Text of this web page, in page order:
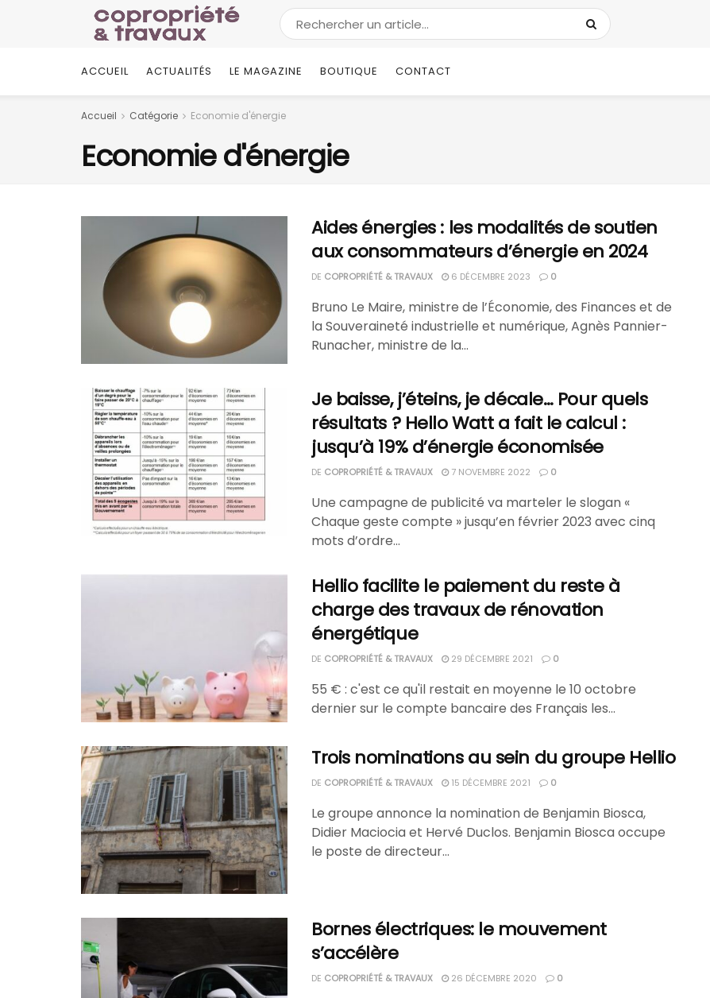
ACCUEIL ACTUALITÉS LE MAGAZINE BOUTIQUE CONTACT
Accueil Catégorie Economie d'énergie
Economie d'énergie
Aides énergies : les modalités de soutien
aux consommateurs d’énergie en 2024
DE COPROPRIÉTÉ & TRAVAUX 6 DÉCEMBRE 2023 0
Bruno Le Maire, ministre de l’Économie, des Finances et de
la Souveraineté industrielle et numérique, Agnès Pannier-
Runacher, ministre de la...
Je baisse, j’éteins, je décale… Pour quels
résultats ? Hello Watt a fait le calcul :
jusqu’à 19% d’énergie économisée
DE COPROPRIÉTÉ & TRAVAUX 7 NOVEMBRE 2022 0
Une campagne de publicité va marteler le slogan «
Chaque geste compte » jusqu’en février 2023 avec cinq
mots d’ordre...
Hellio facilite le paiement du reste à
charge des travaux de rénovation
énergétique
DE COPROPRIÉTÉ & TRAVAUX 29 DÉCEMBRE 2021 0
55 € : c'est ce qu'il restait en moyenne le 10 octobre
dernier sur le compte bancaire des Français les...
Trois nominations au sein du groupe Hellio
DE COPROPRIÉTÉ & TRAVAUX 15 DÉCEMBRE 2021 0
Le groupe annonce la nomination de Benjamin Biosca,
Didier Maciocia et Hervé Duclos. Benjamin Biosca occupe
le poste de directeur...
Bornes électriques: le mouvement
s’accélère
DE COPROPRIÉTÉ & TRAVAUX 26 DÉCEMBRE 2020 0